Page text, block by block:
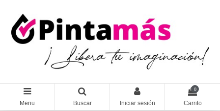
Menu Buscar Iniciar sesión
0
Carrito